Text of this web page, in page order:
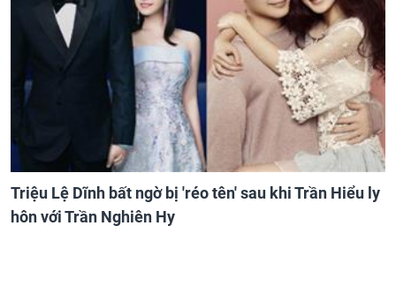
Triệu Lệ Dĩnh bất ngờ bị 'réo tên' sau khi Trần Hiểu ly
hôn với Trần Nghiên Hy